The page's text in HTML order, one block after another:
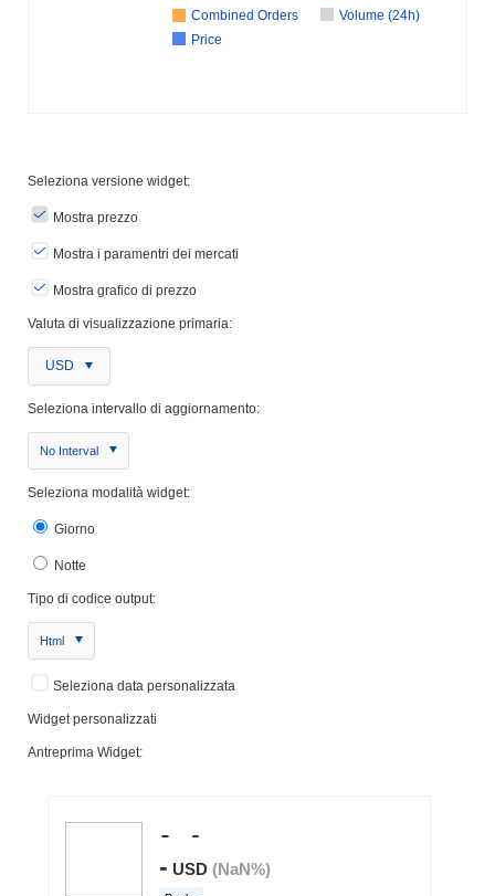
Combined Orders
Volume (24h)
Price
Seleziona versione widget:
Mostra prezzo
Mostra i paramentri dei mercati
Mostra grafico di prezzo
Valuta di visualizzazione primaria:
USD
Seleziona intervallo di aggiornamento:
No Interval
Seleziona modalità widget:
Giorno
Notte
Tipo di codice output:
Html
Seleziona data personalizzata
Widget personalizzati
Antreprima Widget: